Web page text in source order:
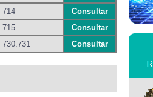
714
Consultar
715
Consultar
730.731 Consultar